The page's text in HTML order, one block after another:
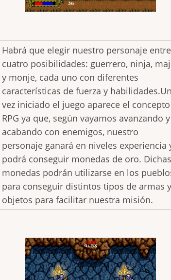
Habrá que elegir nuestro personaje entre
cuatro posibilidades: guerrero, ninja,
y monje, cada uno con diferentes
características de fuerza y
vez iniciado el juego aparece el concepto
RPG ya que, según vayamos avanzando y
acabando con enemigos, nuestro
personaje ganará en niveles experiencia
podrá conseguir monedas de oro. Dichas
monedas podrán utilizarse en los
para conseguir distintos tipos de armas y
objetos para facilitar nuestra misión.